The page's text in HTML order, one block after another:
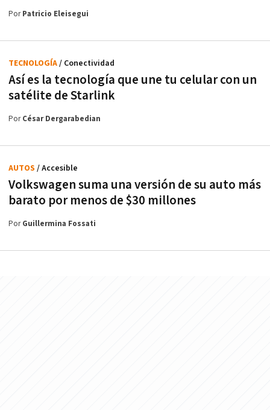
PorPatricio Eleisegui
Así es la tecnología que une tu celular con un
satélite de Starlink
TECNOLOGÍA/ Conectividad
PorCésar Dergarabedian
Volkswagen suma una versión de su auto más
barato por menos de $30 millones
AUTOS / Accesible
PorGuillermina Fossati